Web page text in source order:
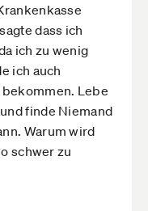
dass ich
ich zu wenig
ich auch
Lebe
finde Niemand
Warum wird
schwer zu